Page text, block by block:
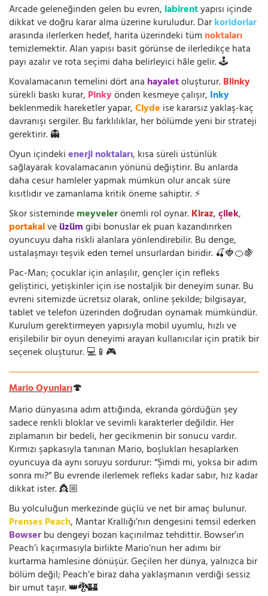
Arcade geleneğinden gelen bu evren, labirentyapısı içinde
dikkat ve doğru karar alma üzerine kuruludur. Darkoridorlar
arasında ilerlerken hedef, harita üzerindeki tüm noktaları
temizlemektir. Alan yapısı basit görünse de ilerledikçe hata
payı azalır ve rota seçimi daha belirleyici hâle gelir. 🕹️
Kovalamacanın temelini dört ana hayaletoluşturur.Blinky
sürekli baskı kurar, Pinkyönden kesmeye çalışır, Inky
beklenmedik hareketler yapar,Clyde ise kararsız yaklaş-kaç
davranışı sergiler. Bu farklılıklar, her bölümde yeni bir strateji
gerektirir. 👻
Oyun içindekienerji noktaları, kısa süreli üstünlük
sağlayarak kovalamacanın yönünü değiştirir. Bu anlarda
daha cesur hamleler yapmak mümkün olur ancak süre
kısıtlıdır ve zamanlama kritik öneme sahiptir. ⚡
Skor sistemindemeyvelerönemli rol oynar.Kiraz,çilek,
portakalveüzümgibi bonuslar ek puan kazandırırken
oyuncuyu daha riskli alanlara yönlendirebilir. Bu denge,
ustalaşmayı teşvik eden temel unsurlardan biridir. 🍒🍓🍊🍇
Pac-Man; çocuklar için anlaşılır, gençler için refleks
geliştirici, yetişkinler için ise nostaljik bir deneyim sunar. Bu
evreni sitemizde ücretsiz olarak, online şekilde; bilgisayar,
tablet ve telefon üzerinden doğrudan oynamak mümkündür.
Kurulum gerektirmeyen yapısıyla mobil uyumlu, hızlı ve
erişilebilir bir oyun deneyimi arayan kullanıcılar için pratik bir
seçenek oluşturur. 💻📱🎮
Mario Oyunları🍄
Mario dünyasına adım attığında, ekranda gördüğün şey
sadece renkli bloklar ve sevimli karakterler değildir. Her
zıplamanın bir bedeli, her gecikmenin bir sonucu vardır.
Kırmızı şapkasıyla tanınan Mario, boşlukları hesaplarken
oyuncuya da aynı soruyu sordurur: “Şimdi mi, yoksa bir adım
sonra mı?” Bu evrende ilerlemek refleks kadar sabır, hız kadar
dikkat ister. 👸🏼
Bu yolculuğun merkezinde güçlü ve net bir amaç bulunur.
Prenses Peach, Mantar Krallığı’nın dengesini temsil ederken
Bowserbu dengeyi bozan kaçınılmaz tehdittir. Bowser’ın
Peach’i kaçırmasıyla birlikte Mario’nun her adımı bir
kurtarma hamlesine dönüşür. Geçilen her dünya, yalnızca bir
bölüm değil; Peach’e biraz daha yaklaşmanın verdiği sessiz
bir umut taşır. 👑🐉🏰